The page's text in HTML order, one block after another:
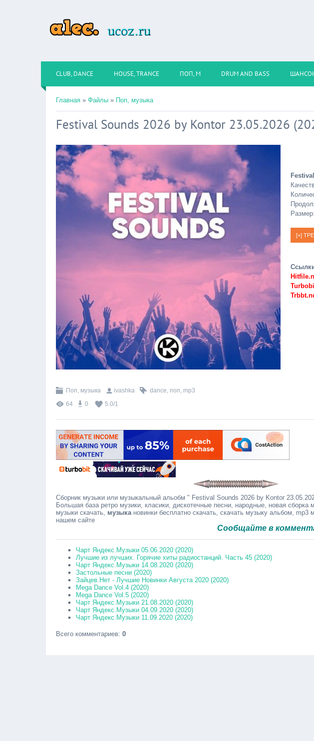
CLUB, DANCE HOUSE, TRANCE ПОП, М DRUM AND BASS
Главная » Файлы » Поп, музыка
Festival Sounds 2026 by Kontor 23.05.2026
Поп, музыка ivashka dance, поп, mp3
64
0 5.0/1
Сборник музыки или музыкальный альобм " Festival Sounds 2026 by Kontor
Большая база ретро музики, класики, дискотечные песни, народные, новая сборка
музыки скачать, музыкановинки бесплатно скачать, скачать музыку альбом,
нашем сайте
Сообщайте в комментарияхо
Чарт Яндекс.Музыки 05.06.2020 (2020)
Лучшие из лучших. Горячие хиты радиостанций. Часть 45 (2020)
Чарт Яндекс.Музыки 14.08.2020 (2020)
Застольные песни (2020)
Зайцев.Нет - Лучшие Новинки Августа 2020 (2020)
Mega Dance Vol.4 (2020)
Mega Dance Vol.5 (2020)
Чарт Яндекс.Музыки 21.08.2020 (2020)
Чарт Яндекс.Музыки 04.09.2020 (2020)
Чарт Яндекс.Музыки 11.09.2020 (2020)
Всего комментариев: 0